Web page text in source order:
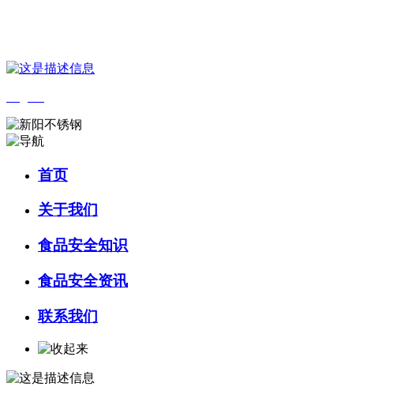
首页
关于我们
食品安全知识
食品安全资讯
联系我们